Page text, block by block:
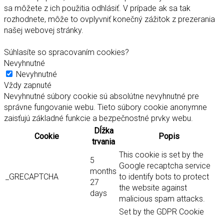
sa môžete z ich použitia odhlásiť. V prípade ak sa tak
rozhodnete, môže to ovplyvniť konečný zážitok z prezerania
našej webovej stránky.
Súhlasíte so spracovaním cookies?
Nevyhnutné
Nevyhnutné
Vždy zapnuté
Nevyhnutné súbory cookie sú absolútne nevyhnutné pre
správne fungovanie webu. Tieto súbory cookie anonymne
zaisťujú základné funkcie a bezpečnostné prvky webu.
Cookie
Dĺžka
trvania
Popis
_GRECAPTCHA
5
months
27
days
This cookie is set by the
Google recaptcha service
to identify bots to protect
the website against
malicious spam attacks.
Set by the GDPR Cookie